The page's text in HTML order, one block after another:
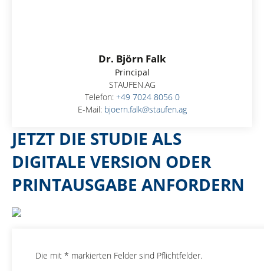
Dr. Björn Falk
Principal
STAUFEN.AG
Telefon: +49 7024 8056 0
E-Mail: bjoern.falk@staufen.ag
JETZT DIE STUDIE ALS
DIGITALE VERSION ODER
PRINTAUSGABE ANFORDERN
Die mit * markierten Felder sind Pflichtfelder.